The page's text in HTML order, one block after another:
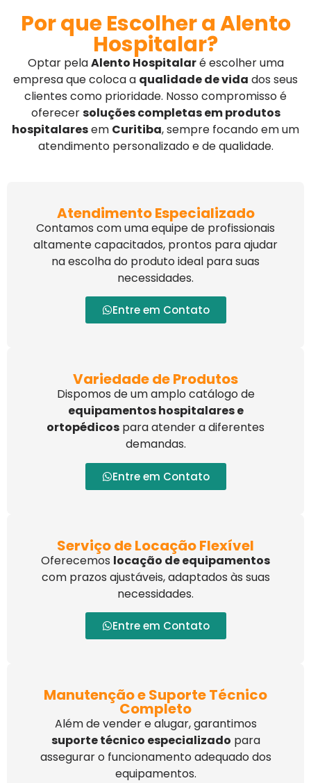
Por que Escolher a Alento
Hospitalar?
Optar pelaAlento Hospitalaré escolher uma
empresa que coloca a qualidade de vida dos seus
clientes como prioridade. Nosso compromisso é
oferecersoluções completas em produtos
hospitalaresem Curitiba, sempre focando em um
atendimento personalizado e de qualidade.
Atendimento Especializado
Contamos com uma equipe de profissionais
altamente capacitados, prontos para ajudar
na escolha do produto ideal para suas
necessidades.
Entre em Contato
Variedade de Produtos
Dispomos de um amplo catálogo de
equipamentos hospitalares e
ortopédicos para atender a diferentes
demandas.
Entre em Contato
Serviço de Locação Flexível
Oferecemos locação de equipamentos
com prazos ajustáveis, adaptados às suas
necessidades.
Entre em Contato
Manutenção e Suporte Técnico
Completo
Além de vender e alugar, garantimos
suporte técnico especializado para
assegurar o funcionamento adequado dos
equipamentos.